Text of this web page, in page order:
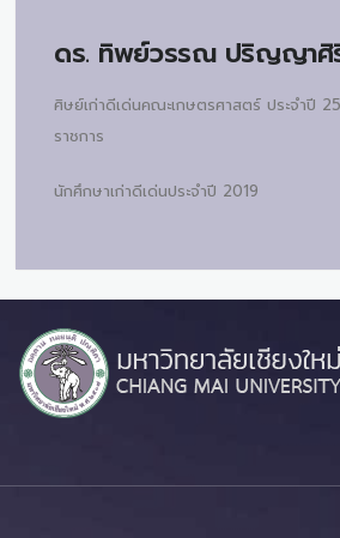
ดร. ทิพย์วรรณ ปริญญาศิ
ศิษย์เก่าดีเด่นคณะเกษตรศาสตร์ ประจำปี
ราชการ
นักศึกษาเก่าดีเด่นประจำปี 2019